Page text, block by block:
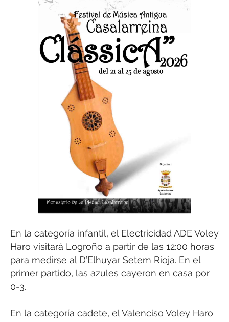
En la categoría infantil, el Electricidad ADE Voley
Haro visitará Logroño a partir de las 12:00 horas
para medirse al D’Elhuyar Setem Rioja. En el
primer partido, las azules cayeron en casa por
0-3.
En la categoría cadete, el Valenciso Voley Haro